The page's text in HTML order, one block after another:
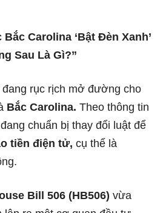
Carolina ‘Bật Đèn Xanh’
Sau Là Gì?”
rục rịch mở đường cho
Bắc Carolina. Theo thông tin
chuẩn bị thay đổi luật để
tiền điện tử, cụ thể là
Bill 506 (HB506) vừa